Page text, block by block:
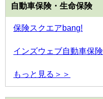
自動車保険・生命保険
保険スクエアbang!
インズウェブ自動車保険
もっと見る＞＞